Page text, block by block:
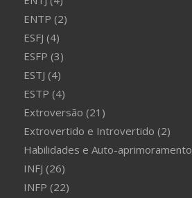
ENTP (2)
ESFJ (4)
ESFP (3)
ESTJ (4)
ESTP (4)
Extroversão (21)
Extrovertido e Introvertido (2)
Habilidades e Auto-aprimoramento
INFJ (26)
INFP (22)